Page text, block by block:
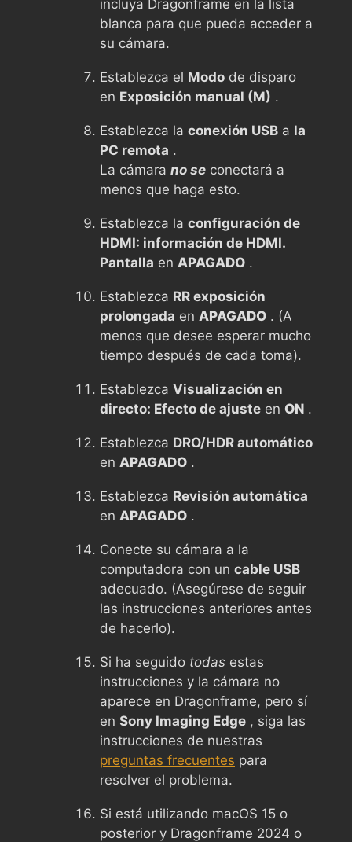
incluya Dragonframe en la lista
blanca para que pueda acceder a
su cámara.
Establezca el Modo de disparo
en Exposición manual (M) .
Establezca la conexión USB a la
PC remota .
La cámara no se conectará a
menos que haga esto.
Establezca la configuración de
HDMI: información de HDMI.
Pantalla en APAGADO .
Establezca RR exposición
prolongada en APAGADO . (A
menos que desee esperar mucho
tiempo después de cada toma).
Establezca Visualización en
directo: Efecto de ajuste en ON .
Establezca DRO/HDR automático
en APAGADO .
Establezca Revisión automática
en APAGADO .
Conecte su cámara a la
computadora con un cable USB
adecuado. (Asegúrese de seguir
las instrucciones anteriores antes
de hacerlo).
Si ha seguido todas estas
instrucciones y la cámara no
aparece en Dragonframe, pero sí
en Sony Imaging Edge , siga las
instrucciones de nuestras
preguntas frecuentes para
resolver el problema.
Si está utilizando macOS 15 o
posterior y Dragonframe 2024 o